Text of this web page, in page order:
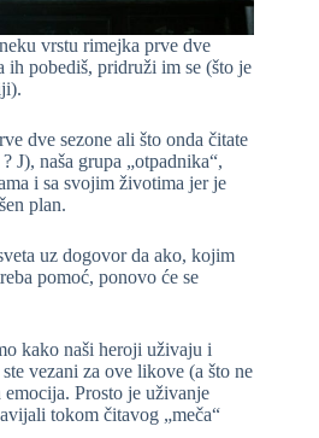
vrstu rimejka prve dve
ih pobediš, pridruži im se (što je
dve sezone ali što onda čitate
J), naša grupa „otpadnika“,
i sa svojim životima jer je
plan.
uz dogovor da ako, kojim
pomoć, ponovo će se
kako naši heroji uživaju i
vezani za ove likove (a što ne
Prosto je uživanje
tokom čitavog „meča“